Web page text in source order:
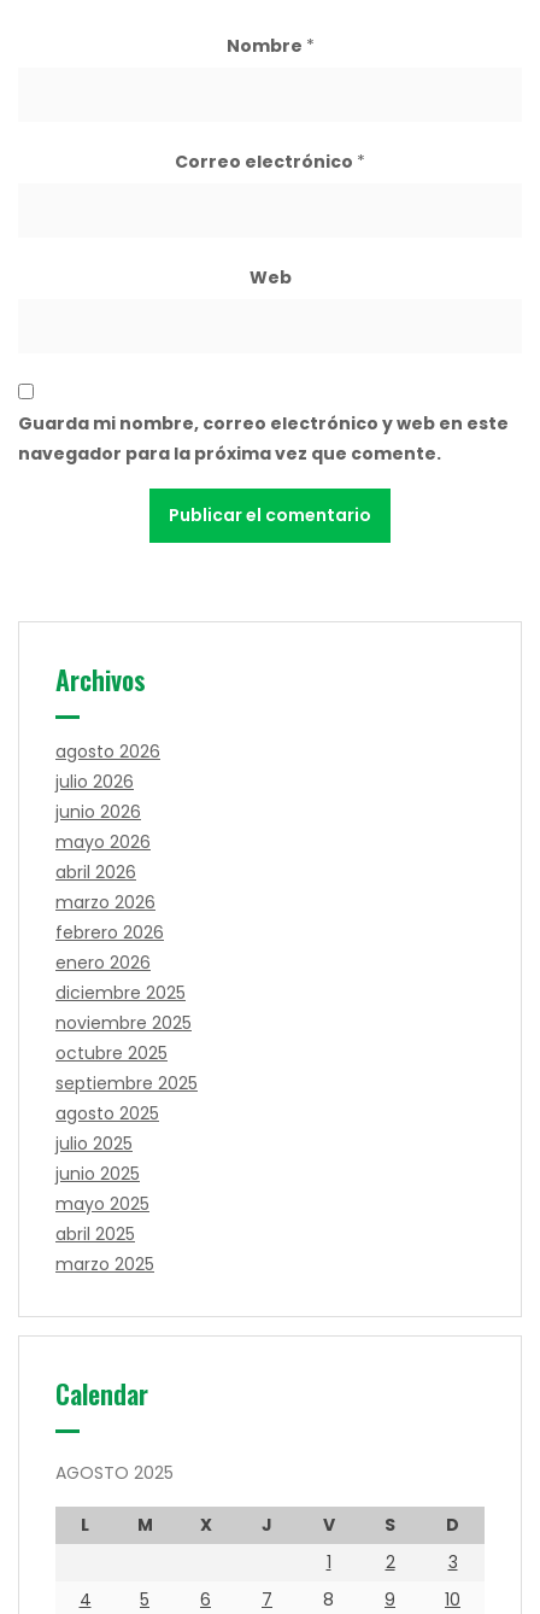
Nombre *
Correo electrónico *
Web
Guarda mi nombre, correo electrónico y web en este
navegador para la próxima vez que comente.
Archivos
agosto 2026
julio 2026
junio 2026
mayo 2026
abril 2026
marzo 2026
febrero 2026
enero 2026
diciembre 2025
noviembre 2025
octubre 2025
septiembre 2025
agosto 2025
julio 2025
junio 2025
mayo 2025
abril 2025
marzo 2025
Calendar
AGOSTO 2025
L M X J V S
D
1
2
3
4
5 6 7 8 9
10